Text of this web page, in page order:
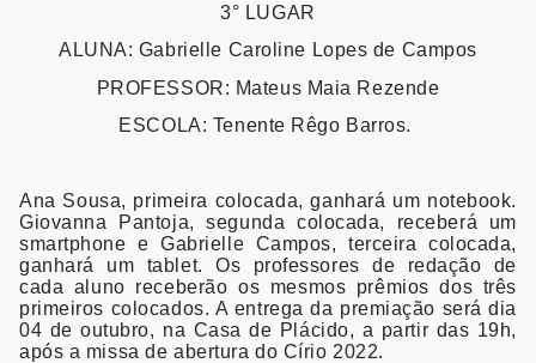
3° LUGAR
ALUNA: Gabrielle Caroline Lopes de Campos
PROFESSOR: Mateus Maia Rezende
ESCOLA: Tenente Rêgo Barros.
Ana Sousa, primeira colocada, ganhará um notebook.
Giovanna Pantoja, segunda colocada, receberá um
smartphone e Gabrielle Campos, terceira colocada,
ganhará um tablet. Os professores de redação de
cada aluno receberão os mesmos prêmios dos três
primeiros colocados. A entrega da premiação será dia
04 de outubro, na Casa de Plácido, a partir das 19h,
após a missa de abertura do Círio 2022.